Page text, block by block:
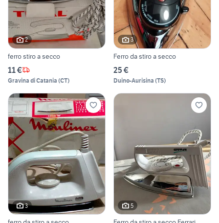
2
ferro stiro a secco
11 €
Gravina di Catania (CT)
3
Ferro da stiro a secco
25 €
Duino-Aurisina (TS)
3 5